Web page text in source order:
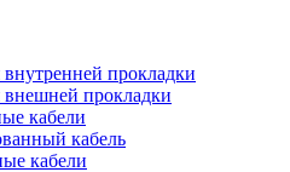
прокладки
внешней прокладки
кабели
кабель
кабели